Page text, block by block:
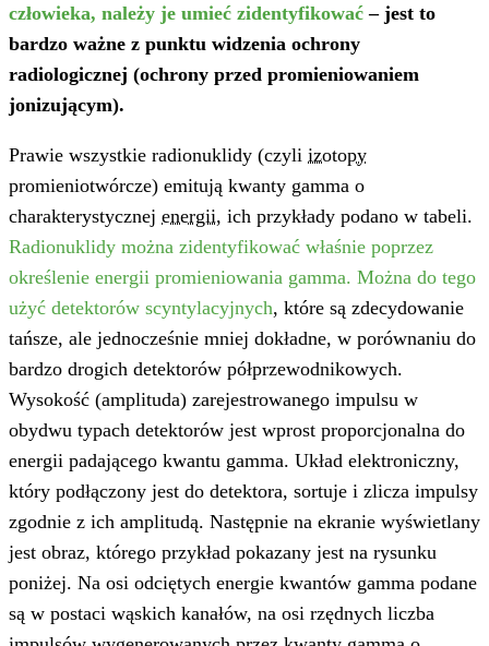
człowieka, należy je umieć zidentyfikować – jest to
bardzo ważne z punktu widzenia ochrony
radiologicznej (ochrony przed promieniowaniem
jonizującym).
Prawie wszystkie radionuklidy (czyli izotopy
promieniotwórcze) emitują kwanty gamma o
charakterystycznej energii, ich przykłady podano w tabeli.
Radionuklidy można zidentyfikować właśnie poprzez
określenie energii promieniowania gamma. Można do tego
użyć detektorów scyntylacyjnych, które są zdecydowanie
tańsze, ale jednocześnie mniej dokładne, w porównaniu do
bardzo drogich detektorów półprzewodnikowych.
Wysokość (amplituda) zarejestrowanego impulsu w
obydwu typach detektorów jest wprost proporcjonalna do
energii padającego kwantu gamma. Układ elektroniczny,
który podłączony jest do detektora, sortuje i zlicza impulsy
zgodnie z ich amplitudą. Następnie na ekranie wyświetlany
jest obraz, którego przykład pokazany jest na rysunku
poniżej. Na osi odciętych energie kwantów gamma podane
są w postaci wąskich kanałów, na osi rzędnych liczba